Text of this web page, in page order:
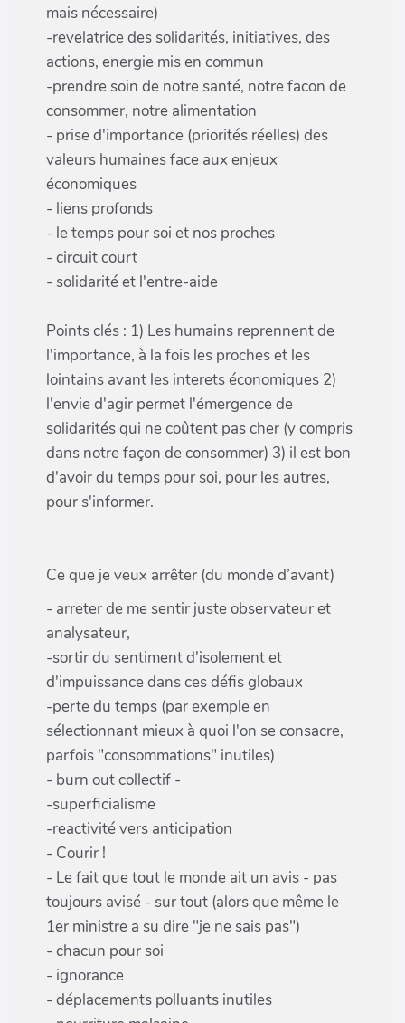
mais nécessaire)
-revelatrice des solidarités, initiatives, des
actions, energie mis en commun
-prendre soin de notre santé, notre facon de
consommer, notre alimentation
- prise d'importance (priorités réelles) des
valeurs humaines face aux enjeux
économiques
- liens profonds
- le temps pour soi et nos proches
- circuit court
- solidarité et l'entre-aide
Points clés : 1) Les humains reprennent de
l'importance, à la fois les proches et les
lointains avant les interets économiques 2)
l'envie d'agir permet l'émergence de
solidarités qui ne coûtent pas cher (y compris
dans notre façon de consommer) 3) il est bon
d'avoir du temps pour soi, pour les autres,
pour s'informer.
Ce que je veux arrêter (du monde d’avant)
- arreter de me sentir juste observateur et
analysateur,
-sortir du sentiment d'isolement et
d'impuissance dans ces défis globaux
-perte du temps (par exemple en
sélectionnant mieux à quoi l'on se consacre,
parfois "consommations" inutiles)
- burn out collectif -
-superficialisme
-reactivité vers anticipation
- Courir !
- Le fait que tout le monde ait un avis - pas
toujours avisé - sur tout (alors que même le
1er ministre a su dire "je ne sais pas")
- chacun pour soi
- ignorance
- déplacements polluants inutiles